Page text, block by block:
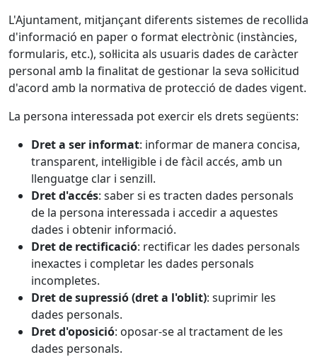
L'Ajuntament, mitjançant diferents sistemes de recollida
d'informació en paper o format electrònic (instàncies,
formularis, etc.), sol·licita als usuaris dades de caràcter
personal amb la finalitat de gestionar la seva sol·licitud
d'acord amb la normativa de protecció de dades vigent.
La persona interessada pot exercir els drets següents:
Dret a ser informat: informar de manera concisa,
transparent, intel·ligible i de fàcil accés, amb un
llenguatge clar i senzill.
Dret d'accés: saber si es tracten dades personals
de la persona interessada i accedir a aquestes
dades i obtenir informació.
Dret de rectificació: rectificar les dades personals
inexactes i completar les dades personals
incompletes.
Dret de supressió (dret a l'oblit): suprimir les
dades personals.
Dret d'oposició: oposar-se al tractament de les
dades personals.